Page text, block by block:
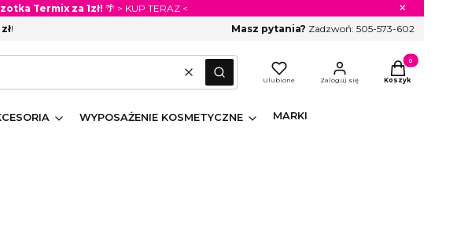
Termix za 1zł! 🌴 > KUP TERAZ < ×
! Masz pytania? Zadzwoń: 505-573-602
WyczyśćSzukaj
Ulubione Zaloguj się
Produkty w
Koszyk
WYPOSAŻENIE KOSMETYCZNE MARKI